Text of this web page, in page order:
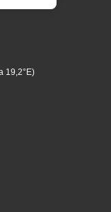
19,2°E)